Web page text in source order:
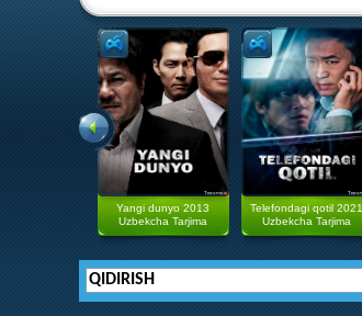
Yangi dunyo 2013
Uzbekcha Tarjima
Telefondagi qotil 2021
Uzbekcha Tarjima